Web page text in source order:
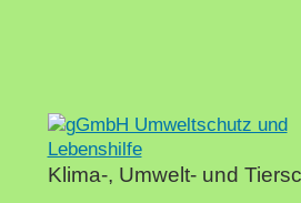
Klima-, Umwelt- und